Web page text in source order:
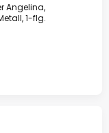
Angelina,
1-flg.